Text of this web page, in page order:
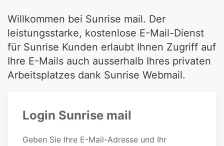
Willkommen bei Sunrise mail. Der
leistungsstarke, kostenlose E-Mail-Dienst
für Sunrise Kunden erlaubt Ihnen Zugriff auf
Ihre E-Mails auch ausserhalb Ihres privaten
Arbeitsplatzes dank Sunrise Webmail.
Login Sunrise mail
Geben Sie Ihre E-Mail-Adresse und Ihr